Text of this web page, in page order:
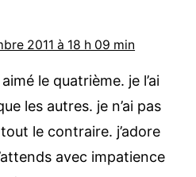
2011 à 18 h 09 min
le quatrième. je l’ai
les autres. je n’ai pas
le contraire. j’adore
avec impatience